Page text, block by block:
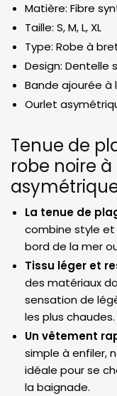
Matière: Fibre
Taille: S, M, L, XL
Type: Robe à
Design: Dentelle
Bande ajourée à
Ourlet
Tenue de
robe noire
La tenue de
combine style
bord de la mer
Tissu léger et
des matériaux
sensation de
les plus chaudes.
Un vêtement
simple à enfiler,
idéale pour se
la baignade.